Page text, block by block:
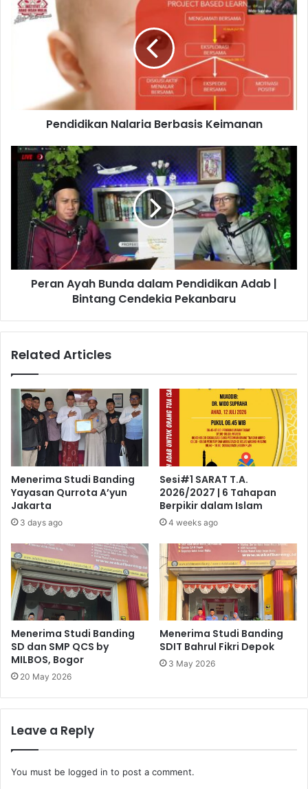
Nalaria
Berbasis
Keimanan
Pendidikan Nalaria Berbasis Keimanan
Peran
Ayah
Bunda
Pendidikan
Adab
Bintang
Cendekia
Pekanbaru
Peran Ayah Bunda dalam Pendidikan Adab |
Bintang Cendekia Pekanbaru
Related Articles
Menerima Studi Banding
Yayasan Qurrota A’yun
Jakarta
3 days ago
Sesi#1 SARAT T.A.
2026/2027 | 6 Tahapan
Berpikir dalam Islam
4 weeks ago
Menerima Studi Banding
SD dan SMP QCS by
MILBOS, Bogor
20 May 2026
Menerima Studi Banding
SDIT Bahrul Fikri Depok
3 May 2026
Leave a Reply
You must be logged in to post a comment.